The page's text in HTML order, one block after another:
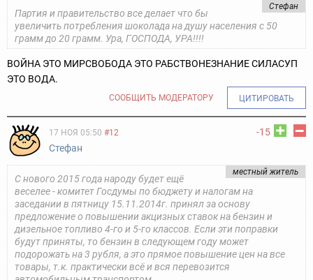
Стефан
Партия и правительство все делает что бы
увеличить потребления шоколада на душу населения с 50
грамм до 20 грамм. Ура, ГОСПОДА, УРА!!!!
ВОЙНА ЭТО МИРСВОБОДА ЭТО РАБСТВОНЕЗНАНИЕ СИЛАСУП
ЭТО ВОДА.
СООБЩИТЬ МОДЕРАТОРУ ЦИТИРОВАТЬ
-15
17 НОЯ 05:50 #12
Стефан
местный житель
С нового 2015 года народу будет ещё
веселее - комитет Госдумы по бюджету и налогам на
заседании в пятницу 15.11.2014г. принял за основу
предложение о повышении акцизных ставок на бензин и
дизельное топливо 4-го и 5-го классов. Если эти поправки
будут приняты, то бензин в следующем году может
подорожать на 3 рубля, а это прямое повышение цен на все
товары, т.к. практически всё и вся перевозится